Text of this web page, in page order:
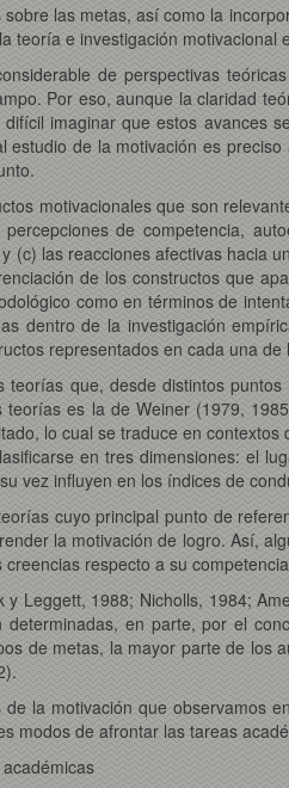
las metas, así como la
e investigación motivacional
de perspectivas
Por eso, aunque la claridad
imaginar que estos avances
de la motivación es
motivacionales que son
de competencia,
las reacciones afectivas hacia
de los constructos que
como en términos de
dentro de la investigación
representados en cada una de
que, desde distintos
es la de Weiner (1979,
lo cual se traduce en
en tres dimensiones: el
vez influyen en los índices de
cuyo principal punto de
la motivación de logro. Así,
respecto a su
Leggett, 1988; Nicholls, 1984;
en parte, por el
de metas, la mayor parte de los
la motivación que observamos
de afrontar las tareas